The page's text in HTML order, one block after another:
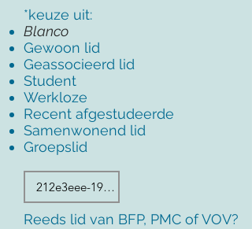
*keuze uit:
Blanco
Gewoon lid
Geassocieerd lid
Student
Werkloze
Recent afgestudeerde
Samenwonend lid
Groepslid
Reeds lid van BFP, PMC of VOV?